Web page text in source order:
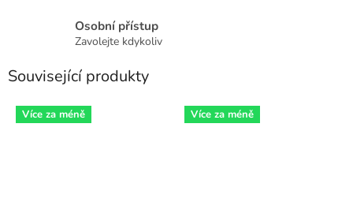
Osobní přístup
Zavolejte kdykoliv
Související produkty
Více za méně Více za méně